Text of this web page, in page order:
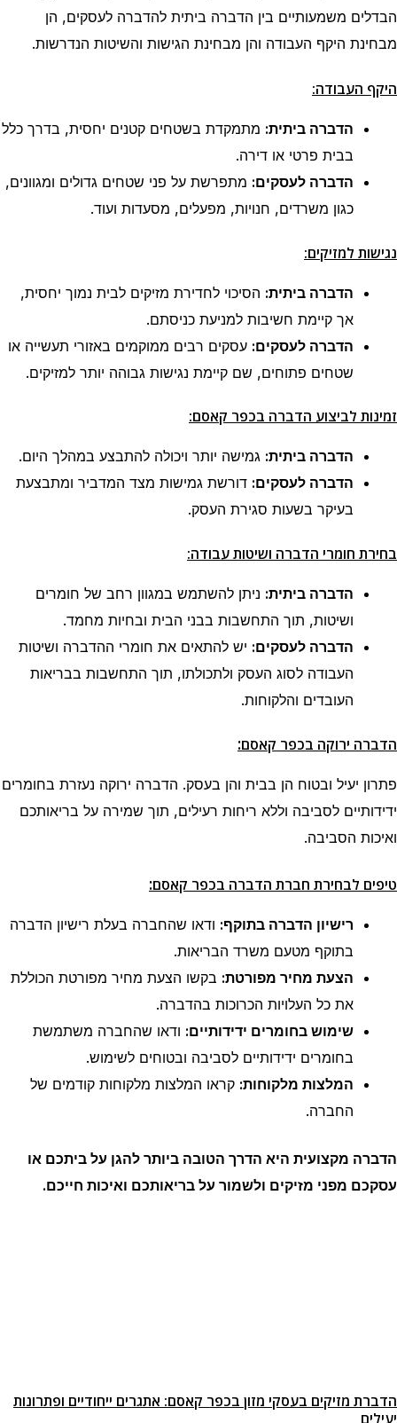
הבדלים משמעותיים בין הדברה ביתית להדברה לעסקים, הן
מבחינת היקף העבודה והן מבחינת הגישות והשיטות הנדרשות.
היקף העבודה:
הדברה ביתית: מתמקדת בשטחים קטנים יחסית, בדרך כלל
בבית פרטי או דירה.
הדברה לעסקים: מתפרשת על פני שטחים גדולים ומגוונים,
כגון משרדים, חנויות, מפעלים, מסעדות ועוד.
נגישות למזיקים:
הדברה ביתית: הסיכוי לחדירת מזיקים לבית נמוך יחסית,
אך קיימת חשיבות למניעת כניסתם.
הדברה לעסקים: עסקים רבים ממוקמים באזורי תעשייה או
שטחים פתוחים, שם קיימת נגישות גבוהה יותר למזיקים.
זמינות לביצוע הדברה בכפר קאסם:
הדברה ביתית: גמישה יותר ויכולה להתבצע במהלך היום.
הדברה לעסקים: דורשת גמישות מצד המדביר ומתבצעת
בעיקר בשעות סגירת העסק.
בחירת חומרי הדברה ושיטות עבודה:
הדברה ביתית: ניתן להשתמש במגוון רחב של חומרים
ושיטות, תוך התחשבות בבני הבית ובחיות מחמד.
הדברה לעסקים: יש להתאים את חומרי ההדברה ושיטות
העבודה לסוג העסק ולתכולתו, תוך התחשבות בבריאות
העובדים והלקוחות.
הדברה ירוקה בכפר קאסם:
פתרון יעיל ובטוח הן בבית והן בעסק. הדברה ירוקה נעזרת בחומרים
ידידותיים לסביבה וללא ריחות רעילים, תוך שמירה על בריאותכם
ואיכות הסביבה.
טיפים לבחירת חברת הדברה בכפר קאסם:
רישיון הדברה בתוקף: ודאו שהחברה בעלת רישיון הדברה
בתוקף מטעם משרד הבריאות.
הצעת מחיר מפורטת: בקשו הצעת מחיר מפורטת הכוללת
את כל העלויות הכרוכות בהדברה.
שימוש בחומרים ידידותיים: ודאו שהחברה משתמשת
בחומרים ידידותיים לסביבה ובטוחים לשימוש.
המלצות מלקוחות: קראו המלצות מלקוחות קודמים של
החברה.
הדברה מקצועית היא הדרך הטובה ביותר להגן על ביתכם או
עסקכם מפני מזיקים ולשמור על בריאותכם ואיכות חייכם.
הדברת מזיקים בעסקי מזון בכפר קאסם: אתגרים ייחודיים ופתרונות
יעילים